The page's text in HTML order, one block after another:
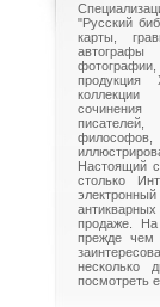
"Русский
карты,
фотографии,
Настоящий
столько
продаже.
прежде чем
несколько
посмотреть